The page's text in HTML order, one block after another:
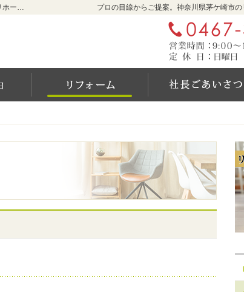
プロの目線からご提案。神奈川県茅ケ崎市
リフォームをお考えなら神奈川県茅ケ崎市の工務店【オハナリホーム】へ！